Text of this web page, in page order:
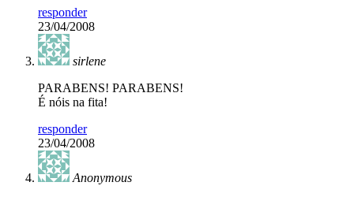
responder
23/04/2008
sirlene
PARABENS! PARABENS!
É nóis na fita!
responder
23/04/2008
Anonymous